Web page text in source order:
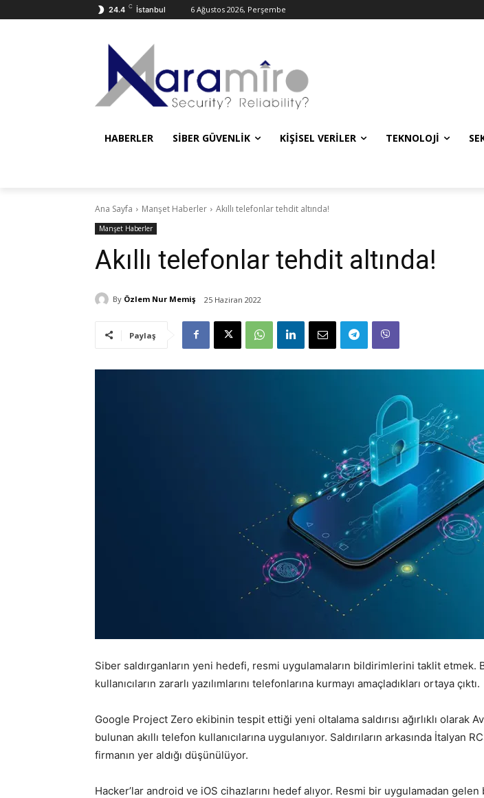
24.4 C İstanbul 6 Ağustos 2026, Perşembe
HABERLER SIBER GÜVENLIK KIŞISEL VERILER TEKNOLOJI
Ana Sayfa Manşet Haberler Akıllı telefonlar tehdit altında!
Manşet Haberler
Akıllı telefonlar tehdit altında!
By Özlem Nur Memiş 25 Haziran 2022
Paylaş
Siber saldırganların yeni hedefi, resmi uygulamaların bildirimlerini taklit etmek.
kullanıcıların zararlı yazılımlarını telefonlarına kurmayı amaçladıkları ortaya çıktı.
Google Project Zero ekibinin tespit ettiği yeni oltalama saldırısı ağırlıklı olarak
bulunan akıllı telefon kullanıcılarına uygulanıyor. Saldırıların arkasında İtalyan
firmanın yer aldığı düşünülüyor.
Hacker’lar android ve iOS cihazlarını hedef alıyor. Resmi bir uygulamadan